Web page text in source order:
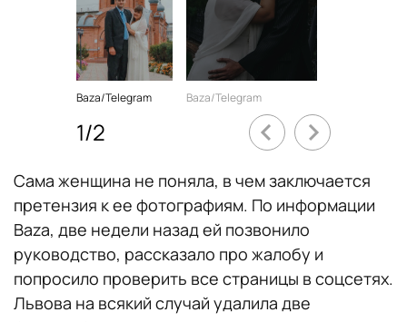
Baza/Telegram Baza/Telegram
1/2
Сама женщина не поняла, в чем заключается
претензия к ее фотографиям. По информации
Baza, две недели назад ей позвонило
руководство, рассказало про жалобу и
попросило проверить все страницы в соцсетях.
Львова на всякий случай удалила две